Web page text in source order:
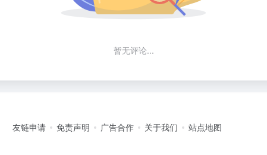
暂无评论...
友链申请 免责声明 广告合作 关于我们 站点地图